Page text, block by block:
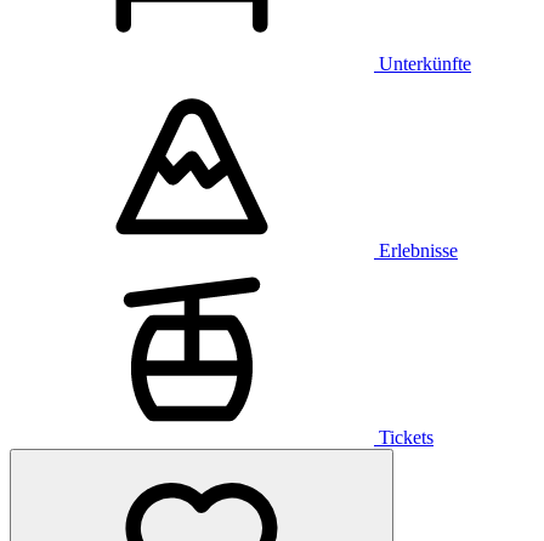
Unterkünfte
Erlebnisse
Tickets